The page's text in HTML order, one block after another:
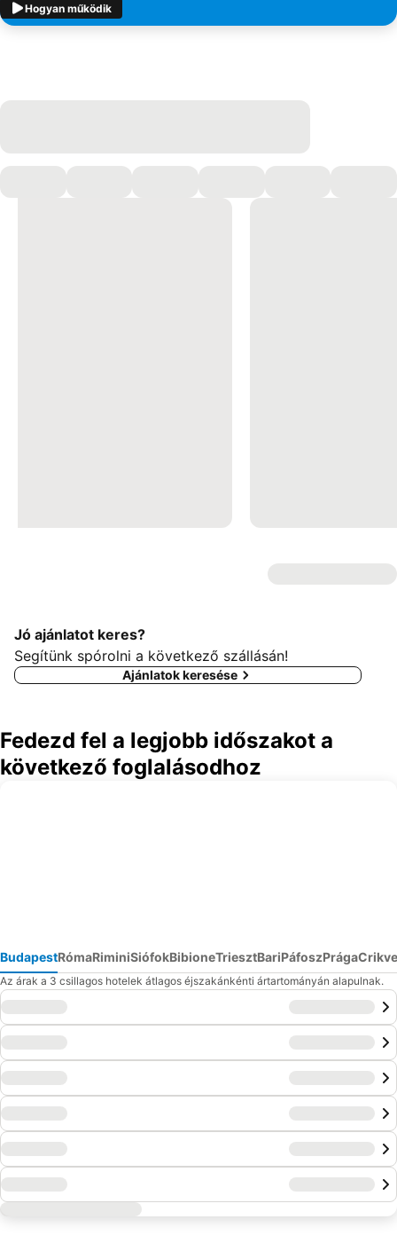
Hogyan működik
Jó ajánlatot keres?
Segítünk spórolni a következő szállásán!
Ajánlatok keresése
Fedezd fel a legjobb időszakot a
következő foglalásodhoz
BudapestRómaRiminiSiófokBibioneTriesztBariPáfoszPrága
Az árak a 3 csillagos hotelek átlagos éjszakánkénti ártartományán alapulnak.